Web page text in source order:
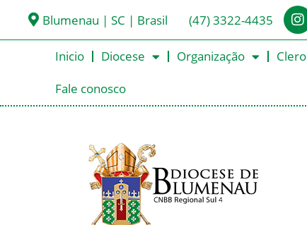
Blumenau | SC | Brasil (47) 3322-4435
Inicio Diocese Organização Clero
Fale conosco